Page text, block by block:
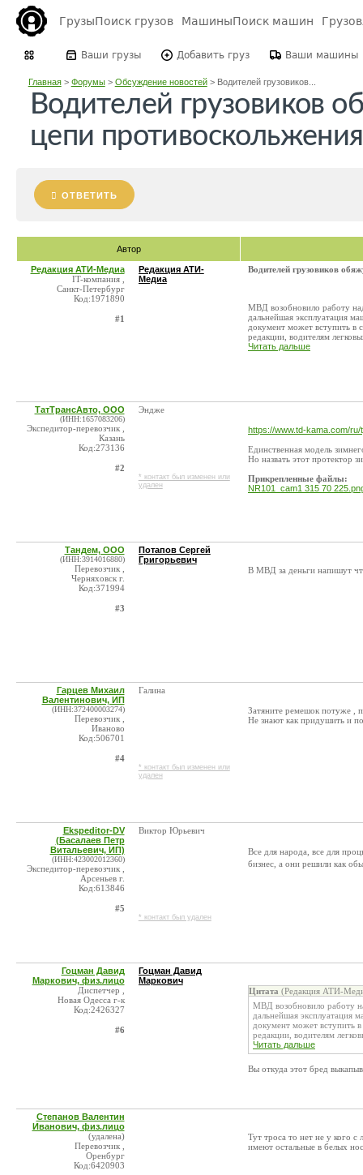
ГрузыПоиск грузов МашиныПоиск машин
Ваши грузы Добавить груз Ваши машины
Главная> Форумы> Обсуждение новостей> Водителей грузовиков...
Водителей грузовиков
цепи противоскольжения
ОТВЕТИТЬ
Автор
Редакция АТИ-Медиа
IT-компания ,
Санкт-Петербург
Код:1971890
#1
Редакция АТИ-
Медиа
Водителей грузовиков
МВД возобновило работу
дальнейшая эксплуатация
документ может вступить в
редакции, водителям
Читать дальше
ТатТрансАвто, ООО
(ИНН:1657083206)
Экспедитор-перевозчик ,
Казань
Код:273136
#2
Эндже
* контакт был изменен или
удален
https://www.td-kama.com/
Единственная модель
Но назвать этот протектор
Прикрепленные файлы:
NR101_cam1 315 70
Тандем, ООО
(ИНН:3914016880)
Перевозчик ,
Черняховск г.
Код:371994
#3
Потапов Сергей
Григорьевич
В МВД за деньги напишут
Гарцев Михаил
Валентинович, ИП
(ИНН:372400003274)
Перевозчик ,
Иваново
Код:506701
#4
Галина
* контакт был изменен или
удален
Затяните ремешок потуже ,
Не знают как придушить и
Ekspeditor-DV
(Басалаев Петр
Витальевич, ИП)
(ИНН:423002012360)
Экспедитор-перевозчик ,
Арсеньев г.
Код:613846
#5
Виктор Юрьевич
* контакт был удален
Все для народа, все для
бизнес, а они решили как
Гоцман Давид
Маркович, физ.лицо
Диспетчер ,
Новая Одесса г-к
Код:2426327
#6
Гоцман Давид
Маркович
Цитата (Редакция АТИ-
МВД возобновило работу
дальнейшая эксплуатация
документ может вступить
редакции, водителям
Читать дальше
Вы откуда этот бред
Степанов Валентин
Иванович, физ.лицо
(удалена)
Перевозчик ,
Оренбург
Код:6420903
Тут троса то нет не у кого с
имеют остальные в белых